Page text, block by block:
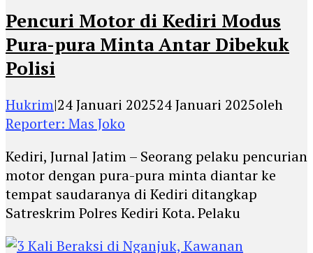
Pencuri Motor di Kediri Modus
Pura-pura Minta Antar Dibekuk
Polisi
Hukrim|24 Januari 202524 Januari 2025oleh
Reporter: Mas Joko
Kediri, Jurnal Jatim – Seorang pelaku pencurian
motor dengan pura-pura minta diantar ke
tempat saudaranya di Kediri ditangkap
Satreskrim Polres Kediri Kota. Pelaku